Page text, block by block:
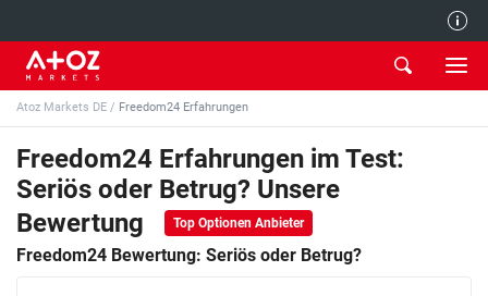
Redaktion
Atoz Markets DE / Freedom24 Erfahrungen
Freedom24 Erfahrungen im Test:
Seriös oder Betrug? Unsere
Bewertung
Top Optionen Anbieter
Freedom24 Bewertung: Seriös oder Betrug?